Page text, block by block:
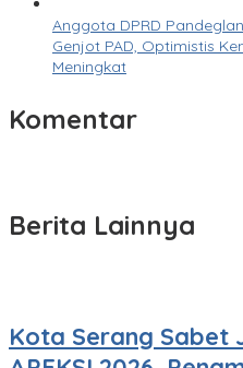
Anggota DPRD
Genjot PAD, Optimistis
Meningkat
Komentar
Berita Lainnya
Kota Serang Sabet